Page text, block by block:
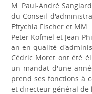
M. Paul-André
du Conseil
Eftychia Fischer et MM.
Peter Kofmel et Jean-
an en qualité
Cédric Moret ont été
un mandat d'une
prend ses fonctions à
et directeur général de